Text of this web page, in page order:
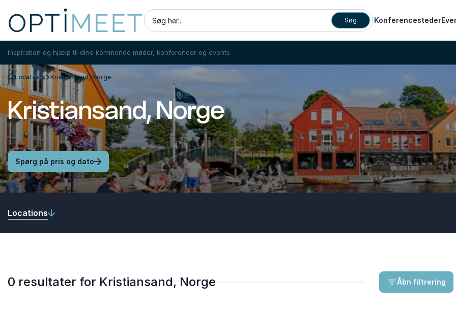
Søg her... Søg Konferencesteder
Inspiration og hjælp til dine kommende møder, konferencer og events
Tilbage til forsiden
Locations Kristiansand, Norge
Kristiansand, Norge
Spørg på pris og dato
Locations
0 resultater for Kristiansand, Norge Åbn filtrering